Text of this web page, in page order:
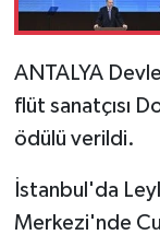
ANTALYA
flüt sanatçısı
ödülü verildi.
İstanbul'da
Merkezi'nde